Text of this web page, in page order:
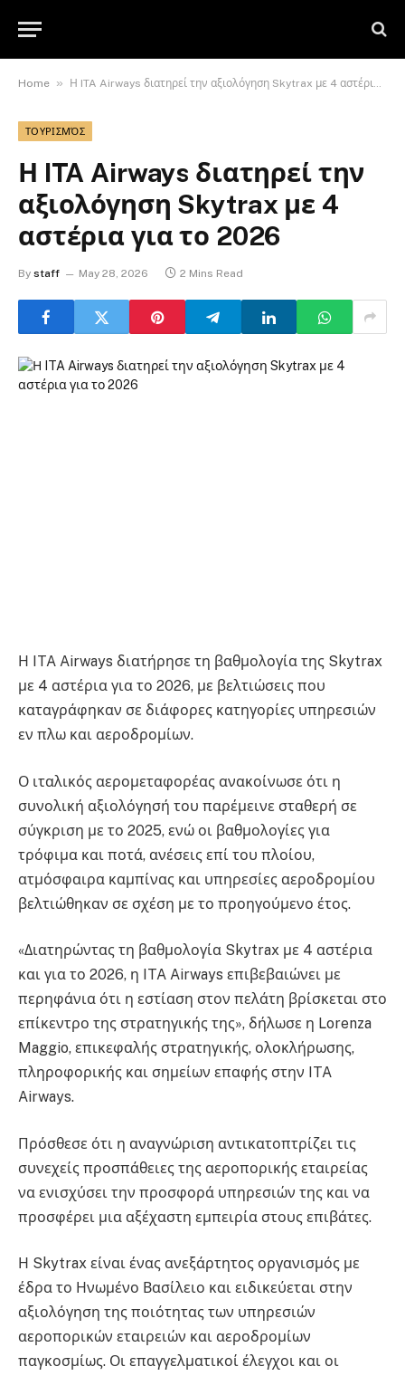
Home » Η ITA Airways διατηρεί την αξιολόγηση Skytrax με 4 αστέρια για το 2026
ΤΟΥΡΙΣΜΌΣ
Η ITA Airways διατηρεί την
αξιολόγηση Skytrax με 4
αστέρια για το 2026
By staff May 28, 2026 2 Mins Read
Η ITA Airways διατήρησε τη βαθμολογία της Skytrax
με 4 αστέρια για το 2026, με βελτιώσεις που
καταγράφηκαν σε διάφορες κατηγορίες υπηρεσιών
εν πλω και αεροδρομίων.
Ο ιταλικός αερομεταφορέας ανακοίνωσε ότι η
συνολική αξιολόγησή του παρέμεινε σταθερή σε
σύγκριση με το 2025, ενώ οι βαθμολογίες για
τρόφιμα και ποτά, ανέσεις επί του πλοίου,
ατμόσφαιρα καμπίνας και υπηρεσίες αεροδρομίου
βελτιώθηκαν σε σχέση με το προηγούμενο έτος.
«Διατηρώντας τη βαθμολογία Skytrax με 4 αστέρια
και για το 2026, η ITA Airways επιβεβαιώνει με
περηφάνια ότι η εστίαση στον πελάτη βρίσκεται στο
επίκεντρο της στρατηγικής της», δήλωσε η Lorenza
Maggio, επικεφαλής στρατηγικής, ολοκλήρωσης,
πληροφορικής και σημείων επαφής στην ITA
Airways.
Πρόσθεσε ότι η αναγνώριση αντικατοπτρίζει τις
συνεχείς προσπάθειες της αεροπορικής εταιρείας
να ενισχύσει την προσφορά υπηρεσιών της και να
προσφέρει μια αξέχαστη εμπειρία στους επιβάτες.
Η Skytrax είναι ένας ανεξάρτητος οργανισμός με
έδρα το Ηνωμένο Βασίλειο και ειδικεύεται στην
αξιολόγηση της ποιότητας των υπηρεσιών
αεροπορικών εταιρειών και αεροδρομίων
παγκοσμίως. Οι επαγγελματικοί έλεγχοι και οι